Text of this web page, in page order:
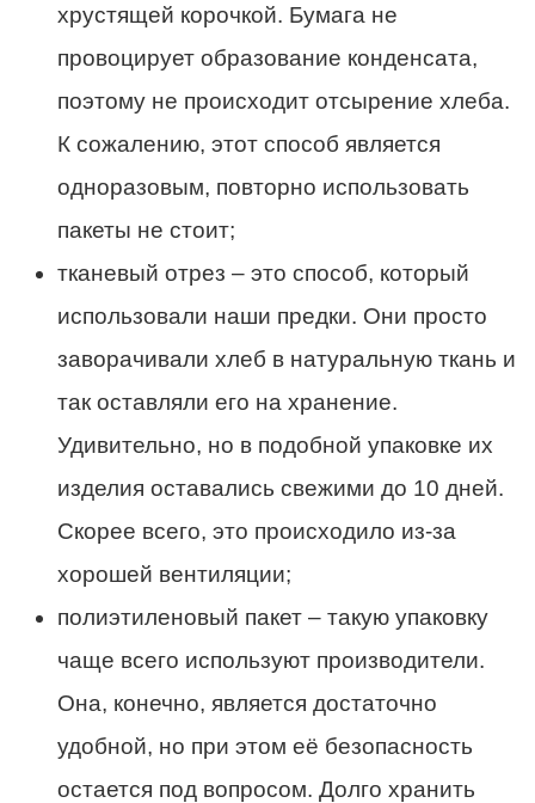
хрустящей корочкой. Бумага не
провоцирует образование конденсата,
поэтому не происходит отсырение хлеба.
К сожалению, этот способ является
одноразовым, повторно использовать
пакеты не стоит;
тканевый отрез – это способ, который
использовали наши предки. Они просто
заворачивали хлеб в натуральную ткань и
так оставляли его на хранение.
Удивительно, но в подобной упаковке их
изделия оставались свежими до 10 дней.
Скорее всего, это происходило из-за
хорошей вентиляции;
полиэтиленовый пакет – такую упаковку
чаще всего используют производители.
Она, конечно, является достаточно
удобной, но при этом её безопасность
остается под вопросом. Долго хранить